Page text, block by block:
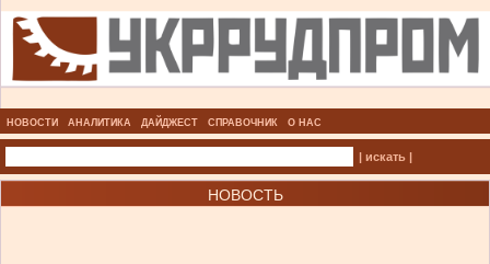
НОВОСТИ АНАЛИТИКА ДАЙДЖЕСТ СПРАВОЧНИК О НАС
| искать |
НОВОСТЬ